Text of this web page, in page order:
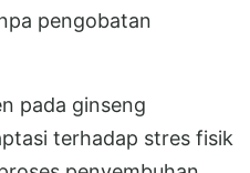
pengobatan
pada ginseng
terhadap stres fisik